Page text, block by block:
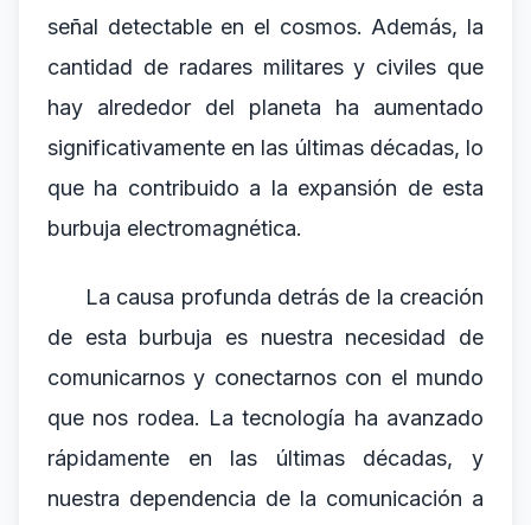
señal detectable en el cosmos. Además, la
cantidad de radares militares y civiles que
hay alrededor del planeta ha aumentado
significativamente en las últimas décadas, lo
que ha contribuido a la expansión de esta
burbuja electromagnética.
La causa profunda detrás de la creación
de esta burbuja es nuestra necesidad de
comunicarnos y conectarnos con el mundo
que nos rodea. La tecnología ha avanzado
rápidamente en las últimas décadas, y
nuestra dependencia de la comunicación a